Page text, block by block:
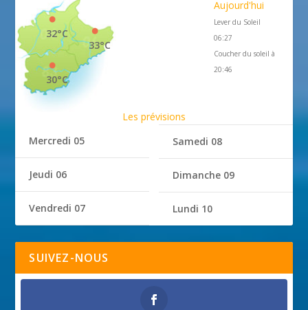
33°C
32°C
30°C
Aujourd'hui
Lever du Soleil
06:27
Coucher du soleil à
20:46
Les prévisions
Mercredi 05
Jeudi 06
Vendredi 07
Samedi 08
Dimanche 09
Lundi 10
SUIVEZ-NOUS